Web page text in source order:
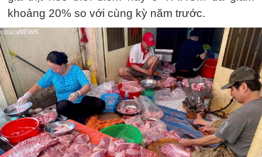
khoảng 20% so với cùng kỳ năm trước.